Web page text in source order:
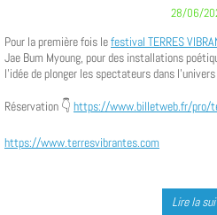
28/06/
Pour la première fois lefestival TERRES
Jae Bum Myoung, pour des installations
l'idée de plonger les spectateurs dans
Réservation 👇 https://www.billetweb.fr/pro/
https://www.terresvibrantes.com
Lire la